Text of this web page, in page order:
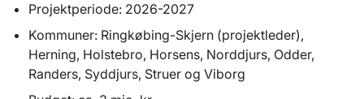
Projektperiode: 2026-2027
Kommuner: Ringkøbing-Skjern (projektleder),
Herning, Holstebro, Horsens, Norddjurs, Odder,
Randers, Syddjurs, Struer og Viborg